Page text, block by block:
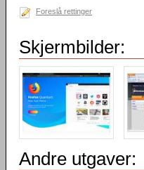
Foreslå rettinger
Skjermbilder:
Andre utgaver: